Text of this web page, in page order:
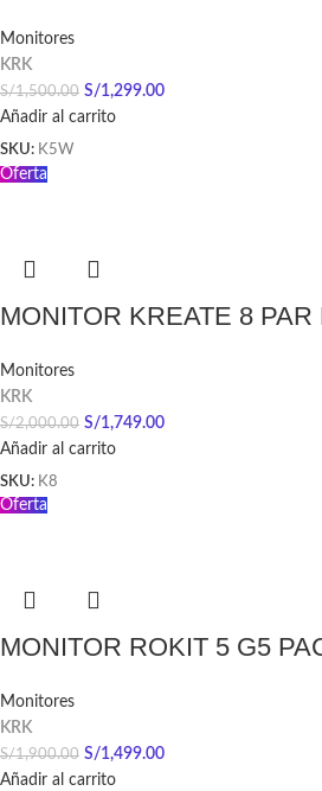
Monitores
KRK
S/1,500.00 S/1,299.00
Añadir al carrito
SKU: K5W
Oferta
MONITOR KREATE 8 PAR
Monitores
KRK
S/2,000.00 S/1,749.00
Añadir al carrito
SKU: K8
Oferta
MONITOR ROKIT 5 G5
Monitores
KRK
S/1,900.00 S/1,499.00
Añadir al carrito